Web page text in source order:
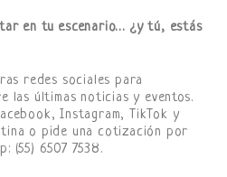
en tu escenario… ¿y tú, estás
redes sociales para
las últimas noticias y eventos.
Instagram, TikTok y
o pide una cotización por
(55) 6507 7538.